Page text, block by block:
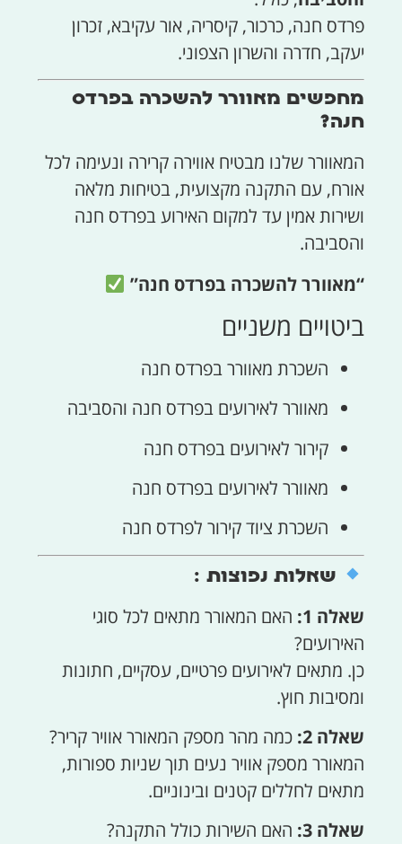
פרדס חנה, כרכור, קיסריה, אור עקיבא, זכרון
יעקב, חדרה והשרון הצפוני.
מחפשים מאוורר להשכרה בפרדס
חנה?
המאוורר שלנו מבטיח אווירה קרירה ונעימה לכל
אורח, עם התקנה מקצועית, בטיחות מלאה
ושירות אמין עד למקום האירוע בפרדס חנה
והסביבה.
“מאוורר להשכרה בפרדס חנה”
ביטויים משניים
השכרת מאוורר בפרדס חנה
מאוורר לאירועים בפרדס חנה והסביבה
קירור לאירועים בפרדס חנה
מאוורר לאירועים בפרדס חנה
השכרת ציוד קירור לפרדס חנה
שאלות נפוצות :
שאלה 1:
האם המאורר מתאים לכל סוגי
האירועים?
כן. מתאים לאירועים פרטיים, עסקיים, חתונות
ומסיבות חוץ.
שאלה 2:
כמה מהר מספק המאורר אוויר קריר?
המאורר מספק אוויר נעים תוך שניות ספורות,
מתאים לחללים קטנים ובינוניים.
שאלה 3:
האם השירות כולל התקנה?